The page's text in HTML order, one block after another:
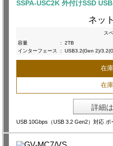
SSPA-USC2K 外付けSSD
ネッ
ス
容量
:
2TB
インターフェース
: USB3.2(Gen 2)/
在
在
詳細
USB 10Gbps（USB 3.2 Gen2）対応 ポ